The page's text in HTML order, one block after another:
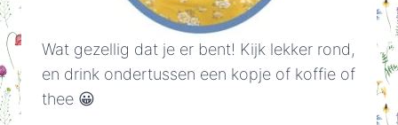
Wat gezellig dat je er bent! Kijk lekker rond,
en drink ondertussen een kopje of koffie of
thee 😀